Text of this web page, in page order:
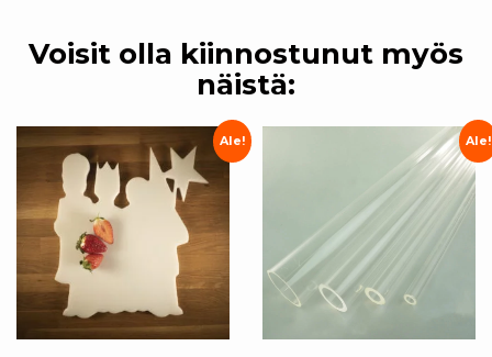
Voisit olla kiinnostunut myös
näistä:
Ale! Ale!